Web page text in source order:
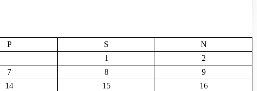
P S
N
1
2
7 8
9
14 15
16